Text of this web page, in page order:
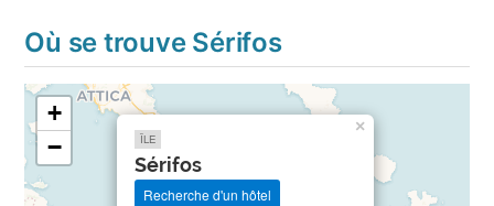
Où se trouve Sérifos
ÎLE
Sérifos
Recherche d'un hôtel
×
+
−